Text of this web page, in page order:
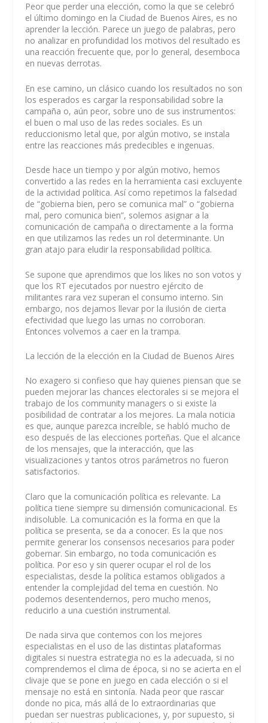
Peor que perder una elección, como la que se celebró
el último domingo en la Ciudad de Buenos Aires, es no
aprender la lección. Parece un juego de palabras, pero
no analizar en profundidad los motivos del resultado es
una reacción frecuente que, por lo general, desemboca
en nuevas derrotas.
En ese camino, un clásico cuando los resultados no son
los esperados es cargar la responsabilidad sobre la
campaña o, aún peor, sobre uno de sus instrumentos:
el buen o mal uso de las redes sociales. Es un
reduccionismo letal que, por algún motivo, se instala
entre las reacciones más predecibles e ingenuas.
Desde hace un tiempo y por algún motivo, hemos
convertido a las redes en la herramienta casi excluyente
de la actividad política. Así como repetimos la falsedad
de “gobierna bien, pero se comunica mal” o “gobierna
mal, pero comunica bien”, solemos asignar a la
comunicación de campaña o directamente a la forma
en que utilizamos las redes un rol determinante. Un
gran atajo para eludir la responsabilidad política.
Se supone que aprendimos que los likes no son votos y
que los RT ejecutados por nuestro ejército de
militantes rara vez superan el consumo interno. Sin
embargo, nos dejamos llevar por la ilusión de cierta
efectividad que luego las urnas no corroboran.
Entonces volvemos a caer en la trampa.
La lección de la elección en la Ciudad de Buenos Aires
No exagero si confieso que hay quienes piensan que se
pueden mejorar las chances electorales si se mejora el
trabajo de los community managers o si existe la
posibilidad de contratar a los mejores. La mala noticia
es que, aunque parezca increíble, se habló mucho de
eso después de las elecciones porteñas. Que el alcance
de los mensajes, que la interacción, que las
visualizaciones y tantos otros parámetros no fueron
satisfactorios.
Claro que la comunicación política es relevante. La
política tiene siempre su dimensión comunicacional. Es
indisoluble. La comunicación es la forma en que la
política se presenta, se da a conocer. Es la que nos
permite generar los consensos necesarios para poder
gobernar. Sin embargo, no toda comunicación es
política. Por eso y sin querer ocupar el rol de los
especialistas, desde la política estamos obligados a
entender la complejidad del tema en cuestión. No
podemos desentendernos, pero mucho menos,
reducirlo a una cuestión instrumental.
De nada sirva que contemos con los mejores
especialistas en el uso de las distintas plataformas
digitales si nuestra estrategia no es la adecuada, si no
comprendemos el clima de época, si no se acierta en el
clivaje que se pone en juego en cada elección o si el
mensaje no está en sintonía. Nada peor que rascar
donde no pica, más allá de lo extraordinarias que
puedan ser nuestras publicaciones, y, por supuesto, si